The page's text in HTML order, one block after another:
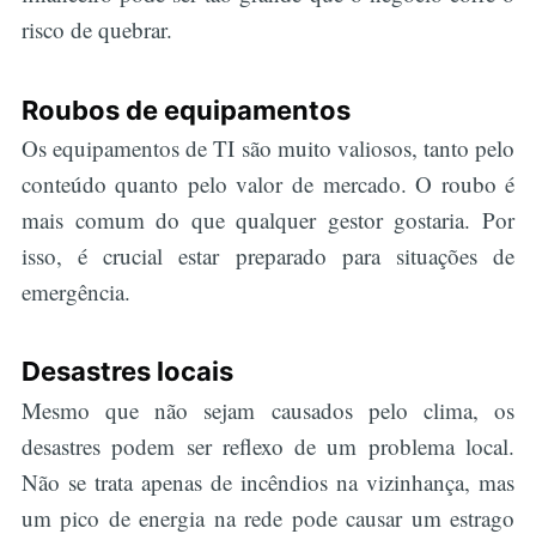
risco de quebrar.
Roubos de equipamentos
Os equipamentos de TI são muito valiosos, tanto pelo
conteúdo quanto pelo valor de mercado. O roubo é
mais comum do que qualquer gestor gostaria. Por
isso, é crucial estar preparado para situações de
emergência.
Desastres locais
Mesmo que não sejam causados pelo clima, os
desastres podem ser reflexo de um problema local.
Não se trata apenas de incêndios na vizinhança, mas
um pico de energia na rede pode causar um estrago